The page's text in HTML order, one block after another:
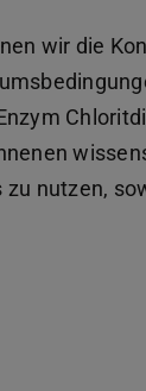
wir die
nutzen,